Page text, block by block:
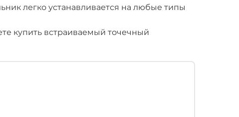
легко устанавливается на любые типы
купить встраиваемый точечный